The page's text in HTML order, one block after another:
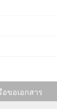
ขอเอกสาร